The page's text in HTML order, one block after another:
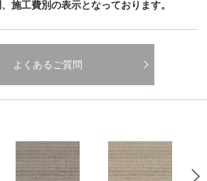
施工費別の表示となっております。
よくあるご質問